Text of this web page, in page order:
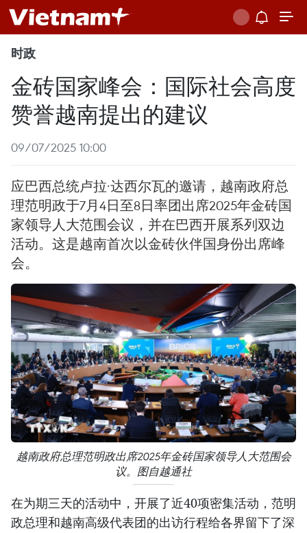
时政
金砖国家峰会：国际社会高度
赞誉越南提出的建议
09/07/2025 10:00
应巴西总统卢拉·达西尔瓦的邀请，越南政府总
理范明政于7月4日至8日率团出席2025年金砖国
家领导人大范围会议，并在巴西开展系列双边
活动。这是越南首次以金砖伙伴国身份出席峰
会。
越南政府总理范明政出席2025年金砖国家领导人大范围会
议。图自越通社
在为期三天的活动中，开展了近40项密集活动，范明
政总理和越南高级代表团的出访行程给各界留下了深